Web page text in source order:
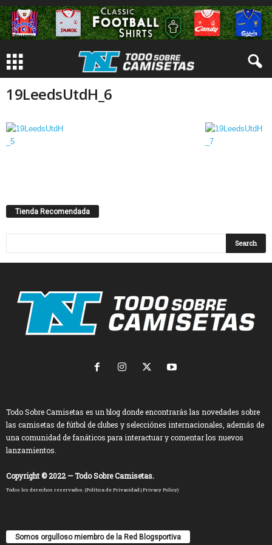
19LeedsUtdH_6
Tienda Recomendada
Todo Sobre Camisetas es un blog donde encontrarás las novedades sobre
las camisetas de fútbol de clubes y selecciónes internacionales, además de
una comunidad de fanáticos para interactuar y comentar los nuevos
lanzamientos.
Copyright © 2022 — Todo Sobre Camisetas.
Todos los derechos reservados. (Política de Privacidad | Privacy Policy)
Somos orgulloso miembro de la Red Blogsportiva